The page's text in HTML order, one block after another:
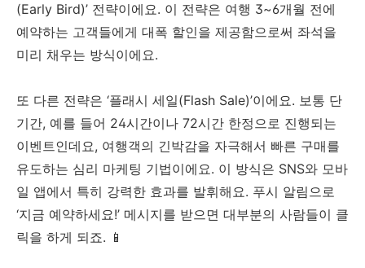
(Early Bird)’ 전략이에요. 이 전략은 여행 3~6개월 전에
예약하는 고객들에게 대폭 할인을 제공함으로써 좌석을
미리 채우는 방식이에요.
또 다른 전략은 ‘플래시 세일(Flash Sale)’이에요. 보통 단
기간, 예를 들어 24시간이나 72시간 한정으로 진행되는
이벤트인데요, 여행객의 긴박감을 자극해서 빠른 구매를
유도하는 심리 마케팅 기법이에요. 이 방식은 SNS와 모바
일 앱에서 특히 강력한 효과를 발휘해요. 푸시 알림으로
‘지금 예약하세요!’ 메시지를 받으면 대부분의 사람들이 클
릭을 하게 되죠. 📱